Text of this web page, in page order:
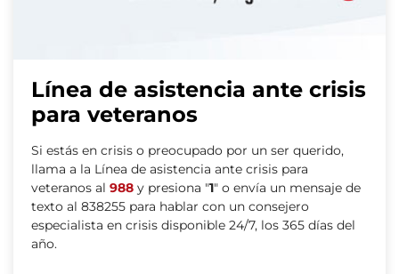
Línea de asistencia ante crisis
para veteranos
Si estás en crisis o preocupado por un ser querido,
llama a la Línea de asistencia ante crisis para
veteranos al 988 y presiona "1" o envía un mensaje de
texto al 838255 para hablar con un consejero
especialista en crisis disponible 24/7, los 365 días del
año.